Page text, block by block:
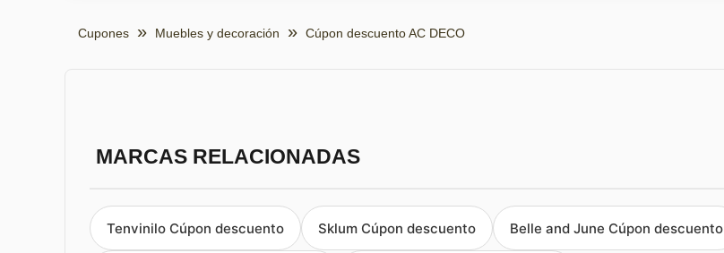
Cupones Muebles y decoración Cúpon descuento AC DECO
MARCAS RELACIONADAS
Tenvinilo Cúpon descuento Sklum Cúpon descuento Belle and June Cúpon descuento